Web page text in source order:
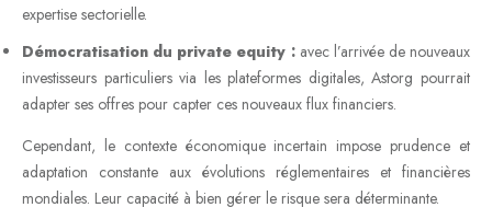
expertise sectorielle.
Démocratisation du private equity :avec l’arrivée de nouveaux
investisseurs particuliers via les plateformes digitales, Astorg pourrait
adapter ses offres pour capter ces nouveaux flux financiers.
Cependant, le contexte économique incertain impose prudence et
adaptation constante aux évolutions réglementaires et financières
mondiales. Leur capacité à bien gérer le risque sera déterminante.